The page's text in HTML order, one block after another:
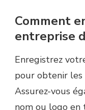
Comment
entreprise
Enregistrez
pour obtenir les
Assurez-vous
nom ou logo en